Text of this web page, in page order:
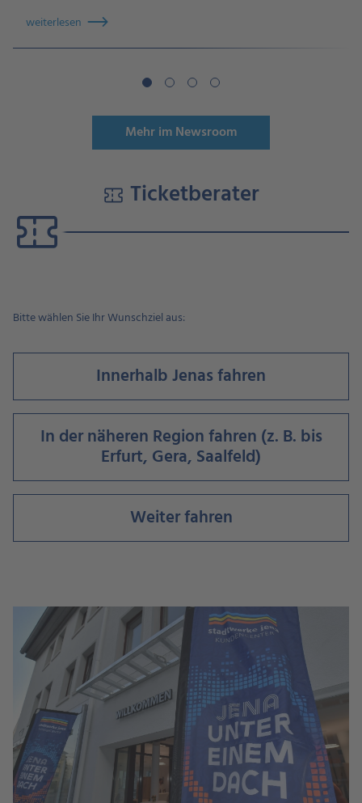
weiterlesen
Mehr im Newsroom
Ticketberater
Ticketberater
3
verfügbar
Bitte wählen Sie Ihr Wunschziel aus:
Innerhalb Jenas fahren
In der näheren Region fahren (z. B. bis
Erfurt, Gera, Saalfeld)
Weiter fahren